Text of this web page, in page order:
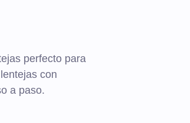
perfecto para
con
a paso.